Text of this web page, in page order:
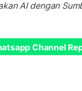
AI dengan
Channel